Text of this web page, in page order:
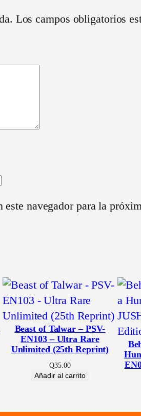
5
–
M
P
a
c
k
(
P
5
Los campos obligatorios
navegador para la
Beast of Talwar – PSV-
EN103 – Ultra Rare
Unlimited (25th Reprint)
Q35.00
Añadir al carrito